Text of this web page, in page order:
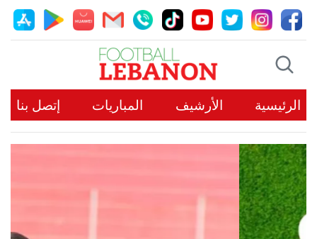
الرئيسية الأرشيف المباريات إتصل بنا